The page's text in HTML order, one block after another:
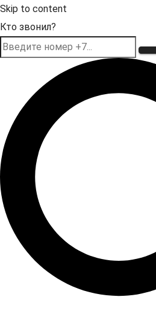
Skip to content
Кто звонил?